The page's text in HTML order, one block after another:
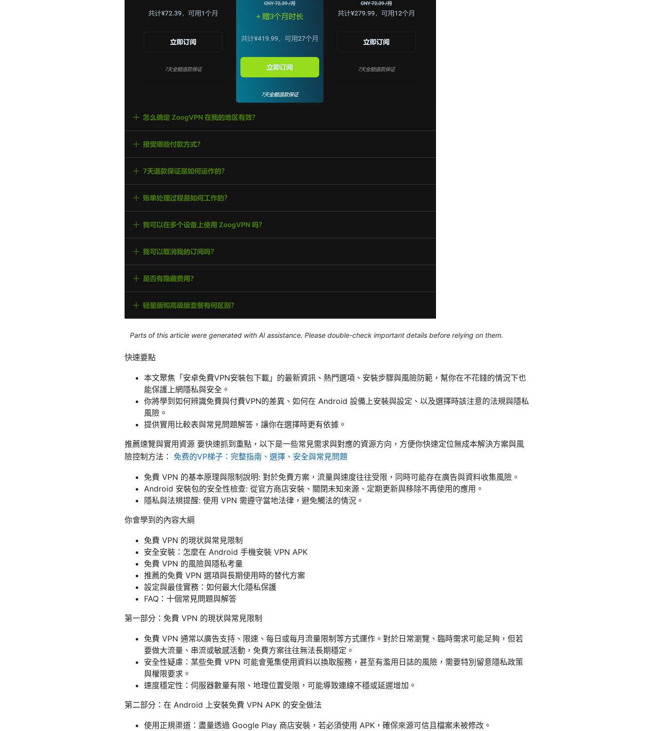
Parts of this article were generated with AI assistance. Please double-check important details before relying on them.
快速要點
本文聚焦「安卓免費VPN安裝包下載」的最新資訊、熱門選項、安裝步驟與風險防範，幫你在不花錢的情況下也
能保護上網隱私與安全。
你將學到如何辨識免費與付費VPN的差異、如何在 Android 設備上安裝與設定、以及選擇時該注意的法規與隱私
風險。
提供實用比較表與常見問題解答，讓你在選擇時更有依據。
推薦速覽與實用資源 要快速抓到重點，以下是一些常見需求與對應的資源方向，方便你快速定位無成本解決方案與風
險控制方法： 免费的VP梯子：完整指南、選擇、安全與常見問題
免費 VPN 的基本原理與限制說明: 對於免費方案，流量與速度往往受限，同時可能存在廣告與資料收集風險。
Android 安裝包的安全性檢查: 從官方商店安裝、關閉未知來源、定期更新與移除不再使用的應用。
隱私與法規提醒: 使用 VPN 需遵守當地法律，避免觸法的情況。
你會學到的內容大綱
免費 VPN 的現状與常見限制
安全安裝：怎麼在 Android 手機安裝 VPN APK
免費 VPN 的風險與隱私考量
推薦的免費 VPN 選項與長期使用時的替代方案
設定與最佳實務：如何最大化隱私保護
FAQ：十個常見問題與解答
第一部分：免費 VPN 的現状與常見限制
免費 VPN 通常以廣告支持、限速、每日或每月流量限制等方式運作。對於日常瀏覽、臨時需求可能足夠，但若
要做大流量、串流或敏感活動，免費方案往往無法長期穩定。
安全性疑慮：某些免費 VPN 可能會蒐集使用資料以換取服務，甚至有濫用日誌的風險，需要特別留意隱私政策
與權限要求。
速度穩定性：伺服器數量有限、地理位置受限，可能導致連線不穩或延遲增加。
第二部分：在 Android 上安裝免費 VPN APK 的安全做法
使用正規渠道：盡量透過 Google Play 商店安裝，若必須使用 APK，確保來源可信且檔案未被修改。